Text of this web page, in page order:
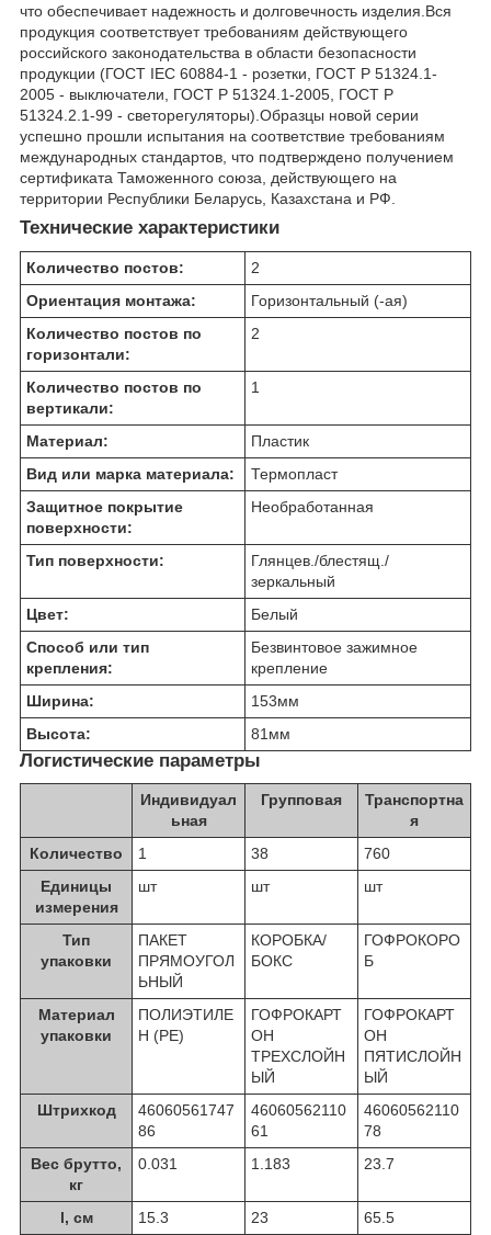
что обеспечивает надежность и долговечность изделия.Вся
продукция соответствует требованиям действующего
российского законодательства в области безопасности
продукции (ГОСТ IEC 60884-1 - розетки, ГОСТ Р 51324.1-
2005 - выключатели, ГОСТ Р 51324.1-2005, ГОСТ Р
51324.2.1-99 - светорегуляторы).Образцы новой серии
успешно прошли испытания на соответствие требованиям
международных стандартов, что подтверждено получением
сертификата Таможенного союза, действующего на
территории Республики Беларусь, Казахстана и РФ.
Технические характеристики
Количество постов:
2
Ориентация монтажа:
Горизонтальный (-ая)
Количество постов по
горизонтали:
2
Количество постов по
вертикали:
1
Материал:
Пластик
Вид или марка материала:
Термопласт
Защитное покрытие
поверхности:
Необработанная
Тип поверхности:
Глянцев./блестящ./
зеркальный
Цвет:
Белый
Способ или тип
крепления:
Безвинтовое зажимное
крепление
Ширина:
153мм
Высота:
81 мм
Логистические параметры
Индивидуал
ьная
Групповая
Транспортна
я
Количество
1 38
760
Единицы
измерения
шт шт шт
Тип
упаковки
ПАКЕТ
ПРЯМОУГОЛ
ЬНЫЙ
КОРОБКА/
БОКС
ГОФРОКОРО
Б
Материал
упаковки
ПОЛИЭТИЛЕ
Н (PE)
ГОФРОКАРТ
ОН
ТРЕХСЛОЙН
ЫЙ
ГОФРОКАРТ
ОН
ПЯТИСЛОЙН
ЫЙ
Штрихкод
46060561747
86
46060562110
61
46060562110
78
Вес брутто,
кг
0.031 1.183 23.7
l, см 15.3 23
65.5